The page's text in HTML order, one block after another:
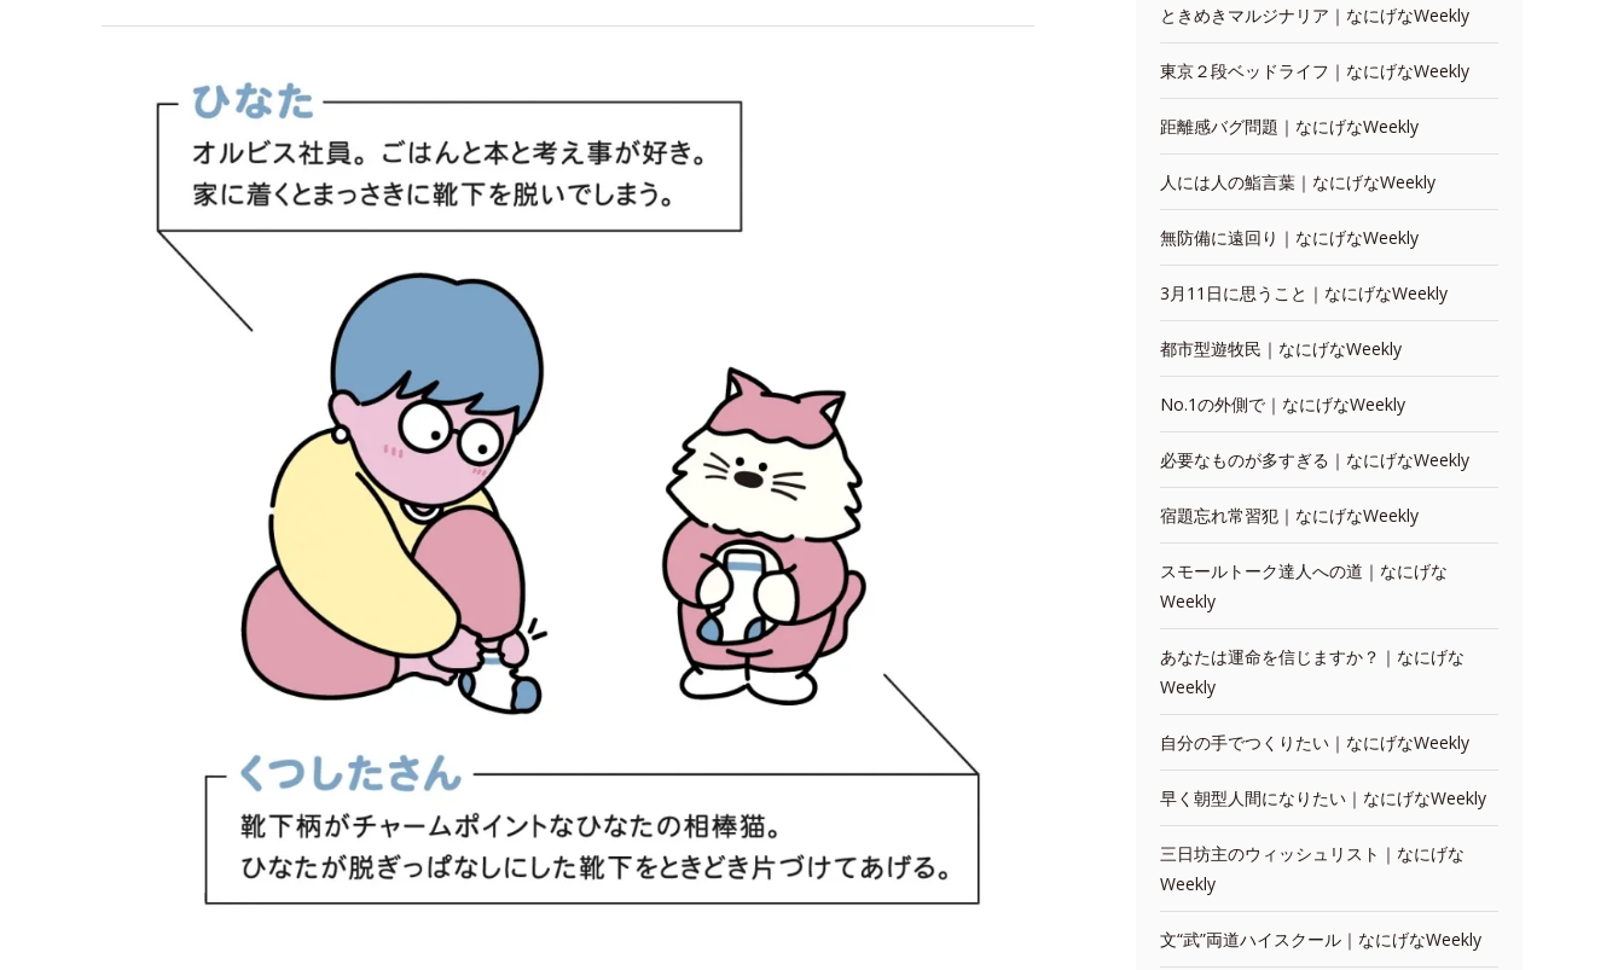
ときめきマルジナリア｜なにげなWeekly
東京２段ベッドライフ｜なにげなWeekly
距離感バグ問題｜なにげなWeekly
人には人の鮨言葉｜なにげなWeekly
無防備に遠回り｜なにげなWeekly
3月11日に思うこと｜なにげなWeekly
都市型遊牧民｜なにげなWeekly
No.1の外側で｜なにげなWeekly
必要なものが多すぎる｜なにげなWeekly
宿題忘れ常習犯｜なにげなWeekly
スモールトーク達人への道｜なにげな
Weekly
あなたは運命を信じますか？｜なにげな
Weekly
自分の手でつくりたい｜なにげなWeekly
早く朝型人間になりたい｜なにげなWeekly
三日坊主のウィッシュリスト｜なにげな
Weekly
文“武”両道ハイスクール｜なにげなWeekly